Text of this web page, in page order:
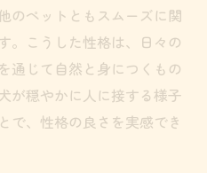
のペットともスムーズに関
。こうした性格は、日々の
通じて自然と身につくもの
が穏やかに人に接する様子
で、性格の良さを実感でき